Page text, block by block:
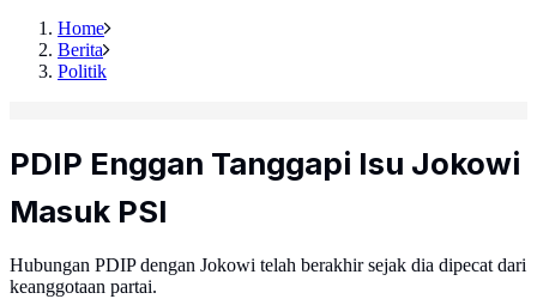
Home
Berita
Politik
PDIP Enggan Tanggapi Isu Jokowi
Masuk PSI
Hubungan PDIP dengan Jokowi telah berakhir sejak dia dipecat dari
keanggotaan partai.